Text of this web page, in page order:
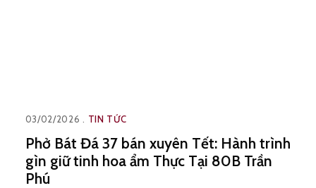
03/02/2026 TIN TỨC
Phở Bát Đá 37 bán xuyên Tết: Hành trình
gìn giữ tinh hoa ẩm Thực Tại 80B Trần
Phú